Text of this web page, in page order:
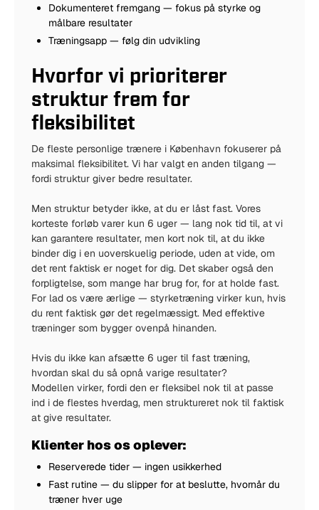
Dokumenteret fremgang — fokus på styrke og
målbare resultater
Træningsapp — følg din udvikling
Hvorfor vi prioriterer
struktur frem for
fleksibilitet
De fleste personlige trænere i København fokuserer på
maksimal fleksibilitet. Vi har valgt en anden tilgang —
fordi struktur giver bedre resultater.
Men struktur betyder ikke, at du er låst fast. Vores
korteste forløb varer kun 6 uger — lang nok tid til, at vi
kan garantere resultater, men kort nok til, at du ikke
binder dig i en uoverskuelig periode, uden at vide, om
det rent faktisk er noget for dig. Det skaber også den
forpligtelse, som mange har brug for, for at holde fast.
For lad os være ærlige — styrketræning virker kun, hvis
du rent faktisk gør det regelmæssigt. Med effektive
træninger som bygger ovenpå hinanden.
Hvis du ikke kan afsætte 6 uger til fast træning,
hvordan skal du så opnå varige resultater?
Modellen virker, fordi den er fleksibel nok til at passe
ind i de flestes hverdag, men struktureret nok til faktisk
at give resultater.
Klienter hos os oplever:
Reserverede tider — ingen usikkerhed
Fast rutine — du slipper for at beslutte, hvornår du
træner hver uge